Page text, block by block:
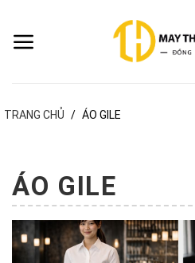
nội
TRANG CHỦ / ÁO GILE
ÁO GILE